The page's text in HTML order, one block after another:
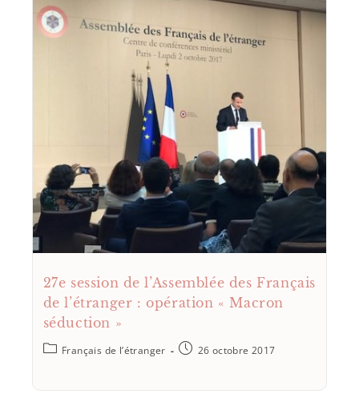
27e session de l’Assemblée des Français
de l’étranger : opération « Macron
séduction »
Français de l’étranger 26 octobre 2017